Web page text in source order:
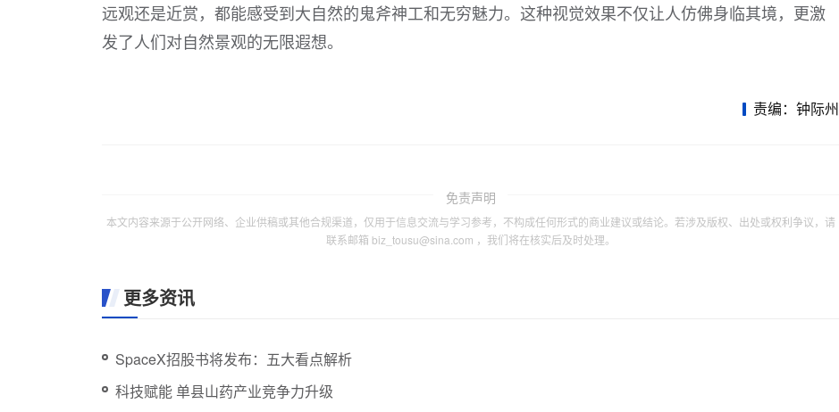
远观还是近赏，都能感受到大自然的鬼斧神工和无穷魅力。这种视觉效果不仅让人仿佛身临其境，更激
发了人们对自然景观的无限遐想。
责编：钟际州
免责声明
本文内容来源于公开网络、企业供稿或其他合规渠道，仅用于信息交流与学习参考，不构成任何形式的商业建议或结论。若涉及版权、出处或权利争议，请
联系邮箱 biz_tousu@sina.com ，我们将在核实后及时处理。
更多资讯
SpaceX招股书将发布：五大看点解析
科技赋能 单县山药产业竞争力升级